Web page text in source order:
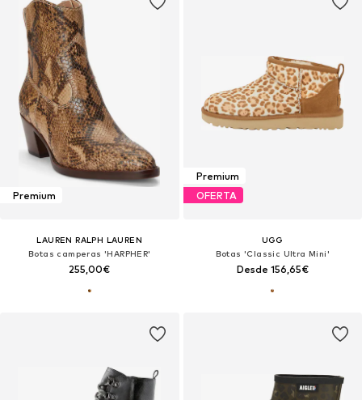
Premium
LAUREN RALPH LAUREN
Botas camperas 'HARPHER'
255,00€
Premium
OFERTA
UGG
Botas 'Classic Ultra Mini'
Desde 156,65€